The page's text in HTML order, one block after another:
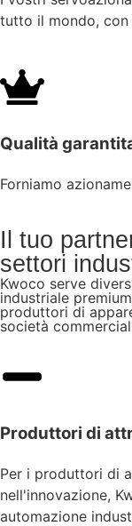
tutto il mondo, con
Qualità
Forniamo
Il tuo
settori
Kwoco serve
industriale
produttori di
società
Produttori di
Per i produttori di
nell'innovazione,
automazione